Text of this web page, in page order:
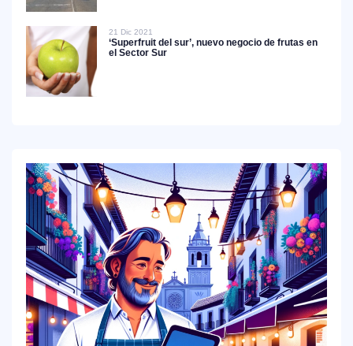
21 Dic 2021
‘Superfruit del sur’, nuevo negocio de frutas en
el Sector Sur